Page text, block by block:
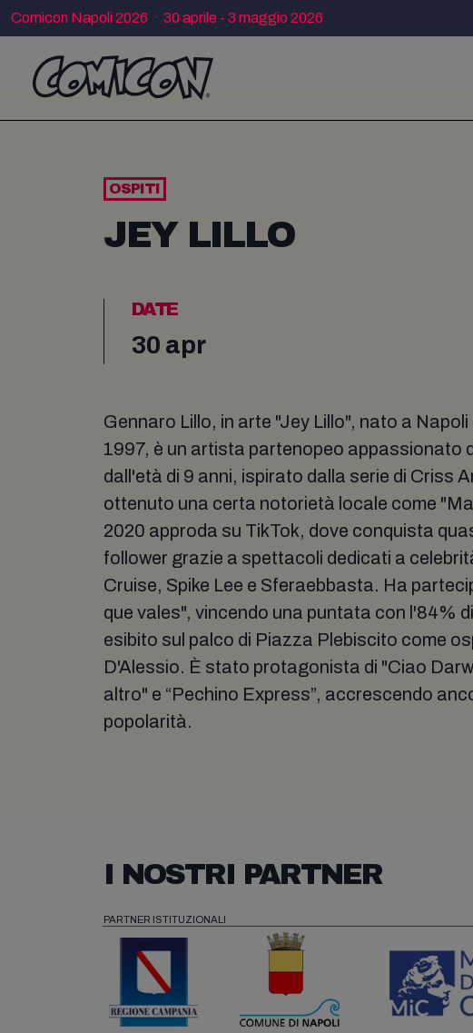
Comicon Napoli 2026 · 30 aprile - 3 maggio 2026
OSPITI
JEY LILLO
DATE
30 apr
Gennaro Lillo, in arte "Jey Lillo", nato a
1997, è un artista partenopeo appassionato
dall'età di 9 anni, ispirato dalla serie di Criss
ottenuto una certa notorietà locale come
2020 approda su TikTok, dove conquista
follower grazie a spettacoli dedicati a
Cruise, Spike Lee e Sferaebbasta. Ha
que vales", vincendo una puntata con l'84%
esibito sul palco di Piazza Plebiscito come
D'Alessio. È stato protagonista di "Ciao
altro" e “Pechino Express”, accrescendo
popolarità.
I NOSTRI PARTNER
PARTNER ISTITUZIONALI